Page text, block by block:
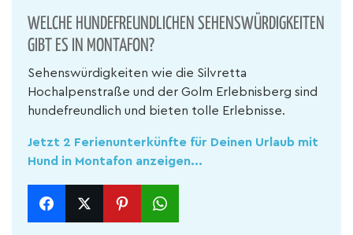
WELCHE HUNDEFREUNDLICHEN SEHENSWÜRDIGKEITEN
GIBT ES IN MONTAFON?
Sehenswürdigkeiten wie die Silvretta
Hochalpenstraße und der Golm Erlebnisberg sind
hundefreundlich und bieten tolle Erlebnisse.
Jetzt 2 Ferienunterkünfte für Deinen Urlaub mit
Hund in Montafon anzeigen...